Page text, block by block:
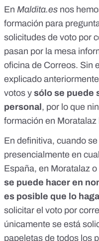
En Maldita.es nos
formación para
solicitudes de voto por
pasan por la mesa
oficina de Correos. Sin
explicado
votos y sólo se puede
personal , por lo que
formación en Moratalaz
En definitiva, cuando
presencialmente en
España, en Moratalaz
se puede hacer en
es posible que lo
solicitar el voto por
únicamente se está
papeletas de todos los